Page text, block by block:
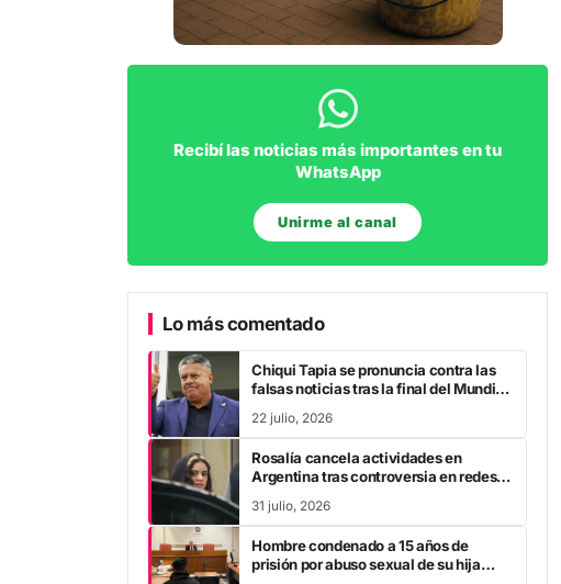
Recibí las noticias más importantes en tu
WhatsApp
Unirme al canal
Lo más comentado
Chiqui Tapia se pronuncia contra las
falsas noticias tras la final del Mundial
22 julio, 2026
Rosalía cancela actividades en
Argentina tras controversia en redes
31 julio, 2026
Hombre condenado a 15 años de
prisión por abuso sexual de su hija